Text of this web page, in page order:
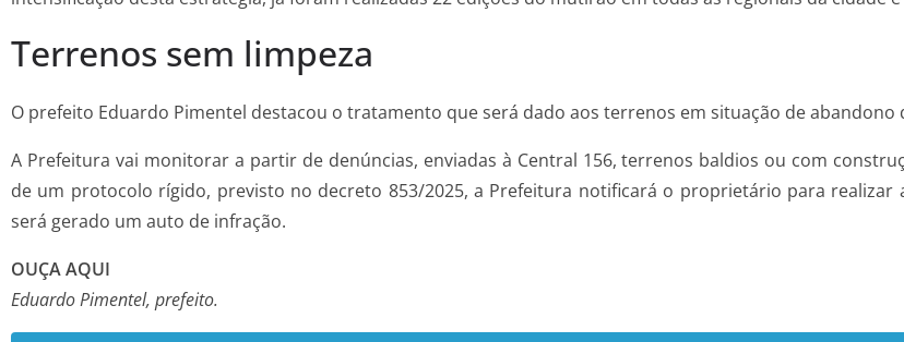
Terrenos sem limpeza
O prefeito Eduardo Pimentel destacou o tratamento que será dado aos terrenos em situação de
A Prefeitura vai monitorar a partir de denúncias, enviadas à Central 156, terrenos baldios ou com
de um protocolo rígido, previsto no decreto 853/2025, a Prefeitura notificará o proprietário para realizar
será gerado um auto de infração.
OUÇA AQUI
Eduardo Pimentel, prefeito.